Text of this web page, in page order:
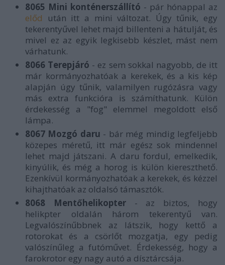
8065 Mini konténerszállító - pár hónappal az
előd után itt a mini változat. Úgy tűnik, egy
tekerentyűvel lehet majd billenteni a hátulját, és
mivel ez az egyik legkisebb készlet, mást nem
várhatunk.
8066 Terepjáró - ez sem sokkal nagyobb, de itt
már kormányozhatóak a kerekek, és a kis kép
alapján úgy tűnik, valamilyen rugózásra vagy
más extra funkcióra is számíthatunk. Külön
érdekesség a "fog" elemmel megoldott első
lámpa.
8067 Mozgó daru - bár még mindig legfeljebb
közepes méretű, itt már egész sok mindennel
lehet majd játszani. A daru fordul, emelkedik,
kinyúlik, és még a horog is külön kiereszthető.
Ezenkívül kormányozhatóak a kerekek, és kézzel
kihajthatóak az oldalsó támasztók.
8068 Mentőhelikopter- az biztos, hogy
helikpter oldalán három tekerentyű van.
Legvalószínűbbnek az látszik, hogy kettő a
rotorokat és a csörlőt mozgatja, egy pedig
valószínűleg a futóművet. Érdekesség, hogy a
farokrotor egy nagy autó a dísztárcsája.